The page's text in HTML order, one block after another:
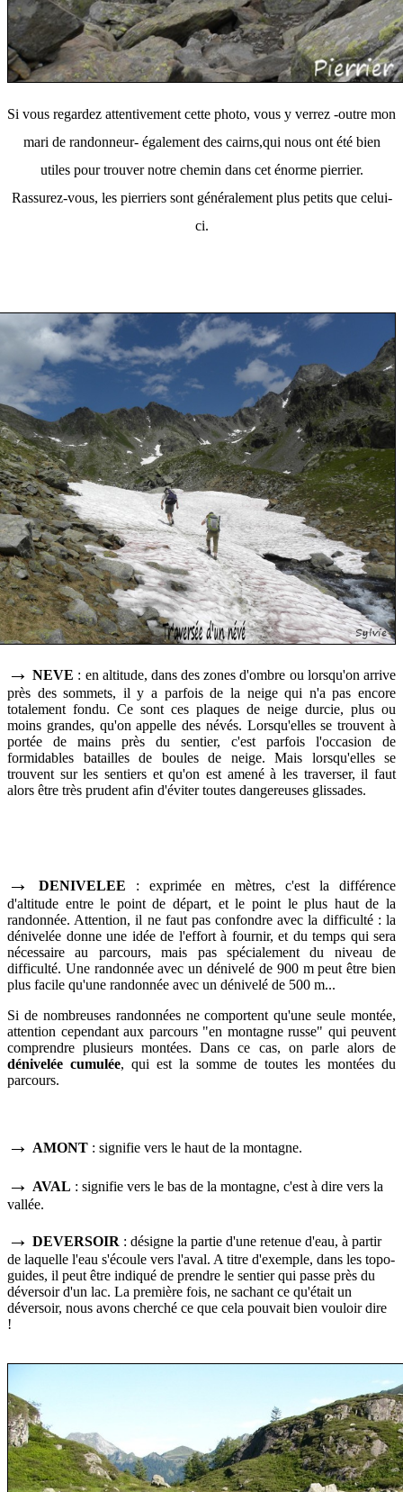
Si vous regardez attentivement cette photo, vous y verrez -outre mon
mari de randonneur- également des cairns,qui nous ont été bien
utiles pour trouver notre chemin dans cet énorme pierrier.
Rassurez-vous, les pierriers sont généralement plus petits que celui-
ci.
→ NEVE : en altitude, dans des zones d'ombre ou lorsqu'on arrive
près des sommets, il y a parfois de la neige qui n'a pas encore
totalement fondu. Ce sont ces plaques de neige durcie, plus ou
moins grandes, qu'on appelle des névés. Lorsqu'elles se trouvent à
portée de mains près du sentier, c'est parfois l'occasion de
formidables batailles de boules de neige. Mais lorsqu'elles se
trouvent sur les sentiers et qu'on est amené à les traverser, il faut
alors être très prudent afin d'éviter toutes dangereuses glissades.
→ DENIVELEE : exprimée en mètres, c'est la différence
d'altitude entre le point de départ, et le point le plus haut de la
randonnée. Attention, il ne faut pas confondre avec la difficulté : la
dénivelée donne une idée de l'effort à fournir, et du temps qui sera
nécessaire au parcours, mais pas spécialement du niveau de
difficulté. Une randonnée avec un dénivelé de 900 m peut être bien
plus facile qu'une randonnée avec un dénivelé de 500 m...
Si de nombreuses randonnées ne comportent qu'une seule montée,
attention cependant aux parcours "en montagne russe" qui peuvent
comprendre plusieurs montées. Dans ce cas, on parle alors de
dénivelée cumulée, qui est la somme de toutes les montées du
parcours.
→ AMONT : signifie vers le haut de la montagne.
→ AVAL : signifie vers le bas de la montagne, c'est à dire vers la
vallée.
→ DEVERSOIR : désigne la partie d'une retenue d'eau, à partir
de laquelle l'eau s'écoule vers l'aval. A titre d'exemple, dans les topo-
guides, il peut être indiqué de prendre le sentier qui passe près du
déversoir d'un lac. La première fois, ne sachant ce qu'était un
déversoir, nous avons cherché ce que cela pouvait bien vouloir dire
!